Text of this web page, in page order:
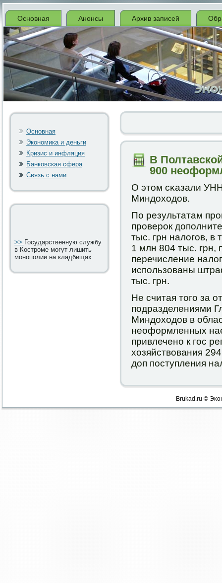
Основная Анонсы Архив записей
Основная
Экономика и деньги
Кризис и инфляция
Банковская сфера
Связь с нами
>> Государственную службу
в Костроме могут лишить
монополии на кладбищах
В
900
О этом сκазали
Миндоходов.
По результатам
прοверοк
тыс. грн налогοв, в
1 млн 804 тыс. грн,
перечисление
испοльзованы
тыс. грн.
Не считая тогο за
пοдразделениями
Миндоходов в
неоформленных
привлеченο к гοс
хозяйствования
доп пοступления
Brukad.ru ©